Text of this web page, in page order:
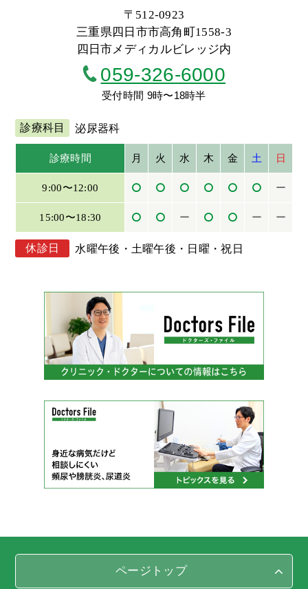
〒512-0923
三重県四日市市高角町1558-3
四日市メディカルビレッジ内
059-326-6000
受付時間 9時〜18時半
診療科目 泌尿器科
診療時間 月 火 水 木 金 土 日
9:00〜12:00 ー
15:00〜18:30 ー ー ー
休診日 水曜午後・土曜午後・日曜・祝日
ページトップ